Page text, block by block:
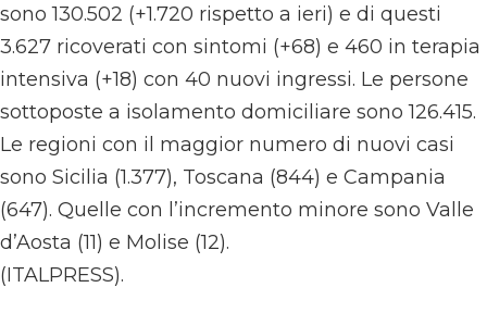
sono 130.502 (+1.720 rispetto a ieri) e di questi
3.627 ricoverati con sintomi (+68) e 460 in terapia
intensiva (+18) con 40 nuovi ingressi. Le persone
sottoposte a isolamento domiciliare sono 126.415.
Le regioni con il maggior numero di nuovi casi
sono Sicilia (1.377), Toscana (844) e Campania
(647). Quelle con l’incremento minore sono Valle
d’Aosta (11) e Molise (12).
(ITALPRESS).